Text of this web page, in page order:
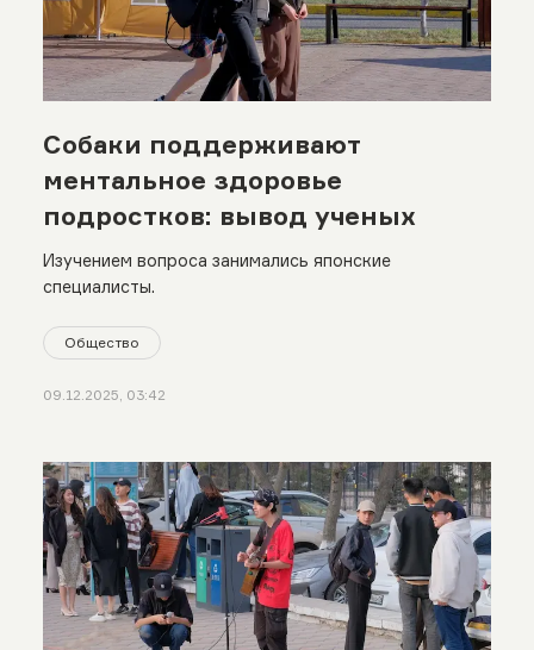
Собаки поддерживают
ментальное здоровье
подростков: вывод ученых
Изучением вопроса занимались японские
специалисты.
Общество
09.12.2025, 03:42